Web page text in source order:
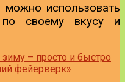
можно использовать
своему вкусу и
– просто и быстро
фейерверк»